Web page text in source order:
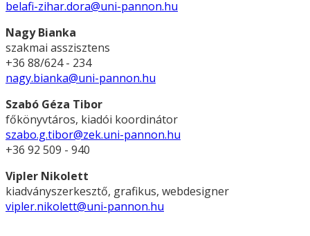
belafi-zihar.dora@uni-pannon.hu
Nagy Bianka
szakmai asszisztens
+36 88/624 - 234
nagy.bianka@uni-pannon.hu
Szabó Géza Tibor
főkönyvtáros, kiadói koordinátor
szabo.g.tibor@zek.uni-pannon.hu
+36 92 509 - 940
Vipler Nikolett
kiadványszerkesztő, grafikus, webdesigner
vipler.nikolett@uni-pannon.hu